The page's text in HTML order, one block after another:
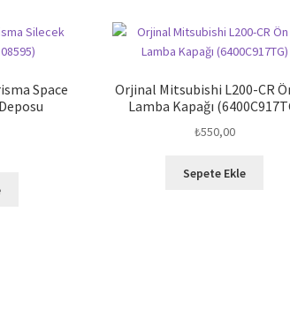
Space
Orjinal Mitsubishi L200-CR
Lamba Kapağı
₺550,00
Sepete Ekle